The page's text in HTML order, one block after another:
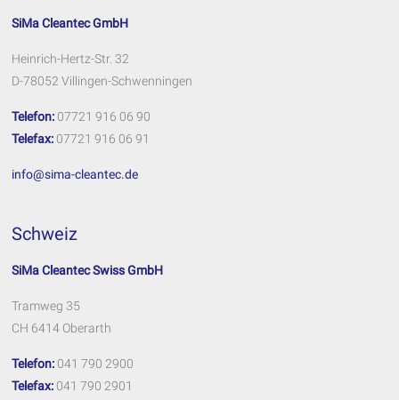
SiMa Cleantec GmbH
Heinrich-Hertz-Str. 32
D-78052 Villingen-Schwenningen
Telefon: 07721 916 06 90
Telefax: 07721 916 06 91
info@sima-cleantec.de
Schweiz
SiMa Cleantec Swiss GmbH
Tramweg 35
CH 6414 Oberarth
Telefon: 041 790 2900
Telefax: 041 790 2901